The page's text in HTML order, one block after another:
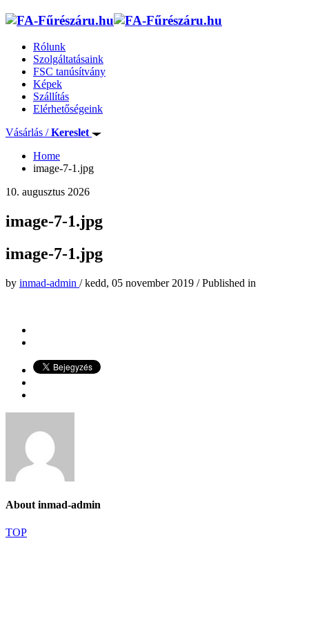
Rólunk
Szolgáltatásaink
FSC tanúsítvány
Képek
Szállítás
Elérhetőségeink
Vásárlás /Kereslet
Home
image-7-1.jpg
10. augusztus 2026
image-7-1.jpg
image-7-1.jpg
by inmad-admin /kedd, 05 november 2019 /Published in
Aboutinmad-admin
TOP